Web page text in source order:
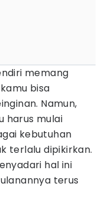
memang
bisa
Namun,
harus mulai
kebutuhan
terlalu dipikirkan.
hal ini
terus